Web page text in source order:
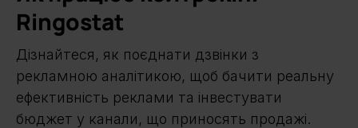
Ringostat
Дізнайтеся, як поєднати дзвінки з
рекламною аналітикою, щоб бачити реальну
ефективність реклами та інвестувати
бюджет у канали, що приносять продажі.